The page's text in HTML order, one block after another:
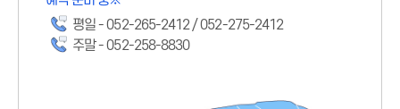
평일 - 052-265-2412 / 052-275-2412
주말 - 052-258-8830